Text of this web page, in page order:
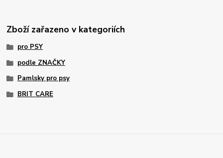
Zboží zařazeno v kategoriích
pro PSY
podle ZNAČKY
Pamlsky pro psy
BRIT CARE